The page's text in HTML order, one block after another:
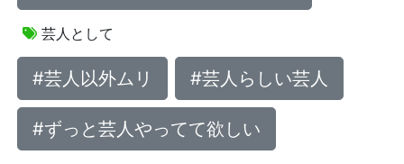
芸人として
#芸人以外ムリ #芸人らしい芸人
#ずっと芸人やってて欲しい